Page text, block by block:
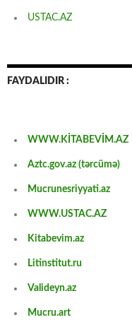
USTAC.AZ
FAYDALIDIR :
WWW.KİTABEVİM.AZ
Aztc.gov.az (tərcümə)
Mucrunesriyyati.az
WWW.USTAC.AZ
Kitabevim.az
Litinstitut.ru
Valideyn.az
Mucru.art